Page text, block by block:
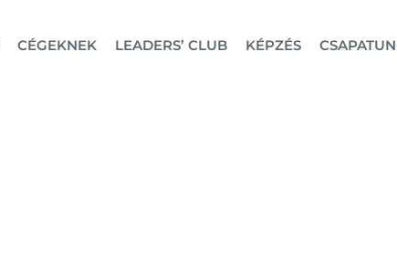
CÉGEKNEK LEADERS’ CLUB KÉPZÉS